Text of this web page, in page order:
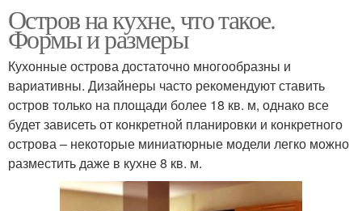
Остров на кухне, что такое.
Формы и размеры
Кухонные острова достаточно многообразны и
вариативны. Дизайнеры часто рекомендуют ставить
остров только на площади более 18 кв. м, однако все
будет зависеть от конкретной планировки и конкретного
острова – некоторые миниатюрные модели легко можно
разместить даже в кухне 8 кв. м.